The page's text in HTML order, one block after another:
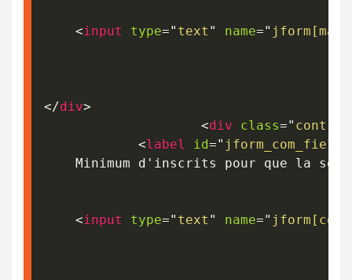
<input type=" text " name="
</div>
<div class="
<label id="
Minimum d'inscrits pour que la
<input type=" text " name="